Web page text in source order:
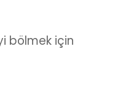
bölmek için